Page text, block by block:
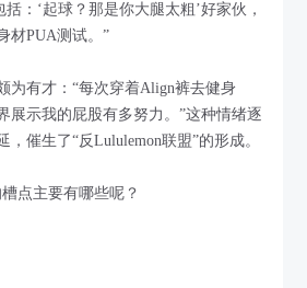
括：‘起球？那是你大腿太粗’好家伙，
材PUA测试。”
为有才：“每次穿着Align裤去健身
展示我的屁股有多努力。”这种情绪逐
催生了“反Lululemon联盟”的形成。
点主要有哪些呢？